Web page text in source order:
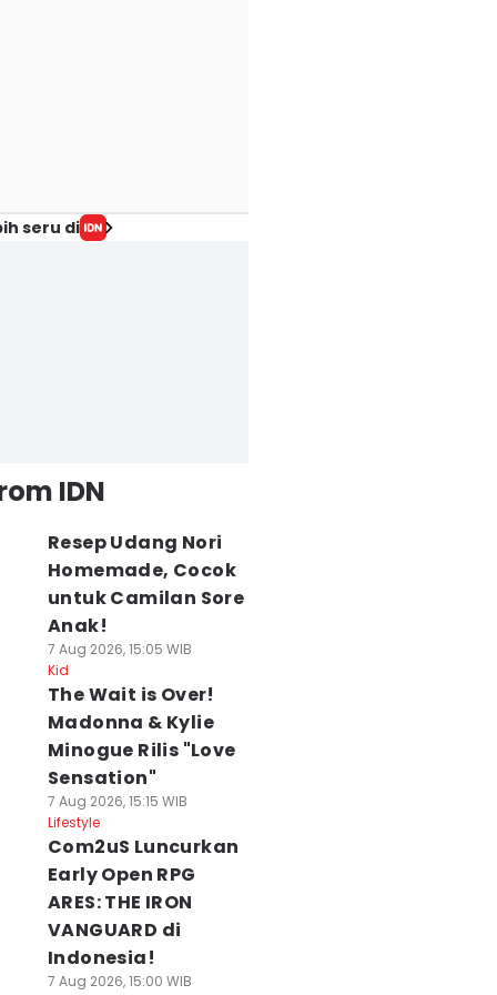
seru di
IDN
Resep Udang Nori
Homemade, Cocok
untuk Camilan Sore
Anak!
7 Aug 2026, 15:05 WIB
Kid
The Wait is Over!
Madonna & Kylie
Minogue Rilis "Love
Sensation"
7 Aug 2026, 15:15 WIB
Lifestyle
Com2uS Luncurkan
Early Open RPG
ARES: THE IRON
VANGUARD di
Indonesia!
7 Aug 2026, 15:00 WIB